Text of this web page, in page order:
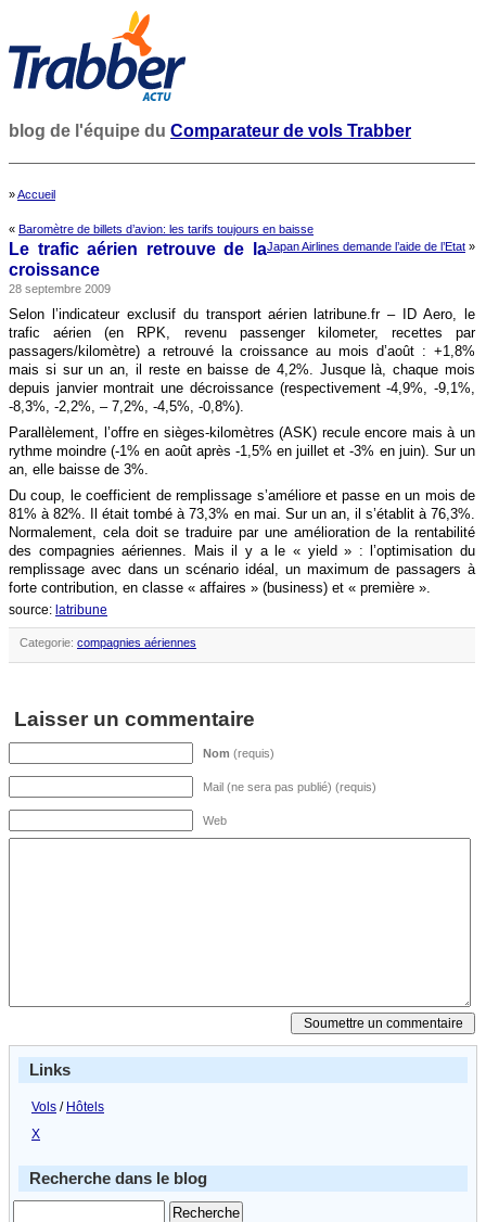
blog de l'équipe du Comparateur de vols Trabber
»Accueil
« Baromètre de billets d’avion: les tarifs toujours en baisse
Japan Airlines demande l’aide de l’Etat »
Le trafic aérien retrouve de la
croissance
28 septembre 2009
Selon l’indicateur exclusif du transport aérien latribune.fr – ID Aero, le
trafic aérien (en RPK, revenu passenger kilometer, recettes par
passagers/kilomètre) a retrouvé la croissance au mois d’août : +1,8%
mais si sur un an, il reste en baisse de 4,2%. Jusque là, chaque mois
depuis janvier montrait une décroissance (respectivement -4,9%, -9,1%,
-8,3%, -2,2%, – 7,2%, -4,5%, -0,8%).
Parallèlement, l’offre en sièges-kilomètres (ASK) recule encore mais à un
rythme moindre (-1% en août après -1,5% en juillet et -3% en juin). Sur un
an, elle baisse de 3%.
Du coup, le coefficient de remplissage s’améliore et passe en un mois de
81% à 82%. Il était tombé à 73,3% en mai. Sur un an, il s’établit à 76,3%.
Normalement, cela doit se traduire par une amélioration de la rentabilité
des compagnies aériennes. Mais il y a le « yield » : l’optimisation du
remplissage avec dans un scénario idéal, un maximum de passagers à
forte contribution, en classe « affaires » (business) et « première ».
source: latribune
Categorie: compagnies aériennes
Laisser un commentaire
Nom (requis)
Mail (ne sera pas publié) (requis)
Web
Links
Vols / Hôtels
X
Recherche dans le blog